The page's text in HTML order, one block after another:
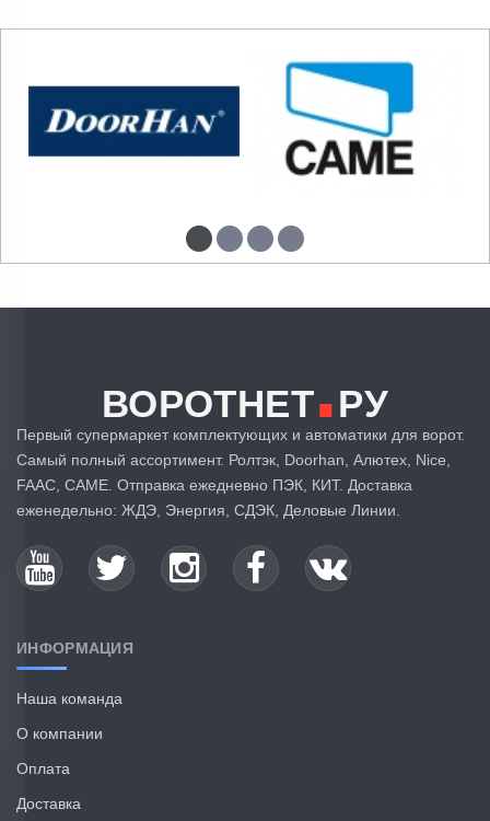
ВОРОТНЕТ.РУ
Первый супермаркет комплектующих и автоматики для ворот.
Самый полный ассортимент. Ролтэк, Doorhan, Алютех, Nice,
FAAC, CAME. Отправка ежедневно ПЭК, КИТ. Доставка
еженедельно: ЖДЭ, Энергия, СДЭК, Деловые Линии.
ИНФОРМАЦИЯ
Наша команда
О компании
Оплата
Доставка